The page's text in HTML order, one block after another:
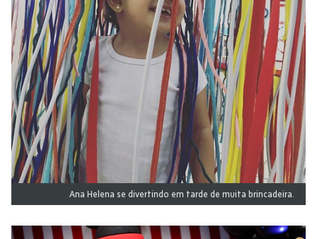
Ana Helena se divertindo em tarde de muita brincadeira.